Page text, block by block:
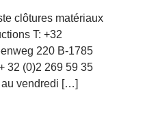
clôtures matériaux
T: +32
220 B-1785
32 (0)2 269 59 35
au vendredi […]